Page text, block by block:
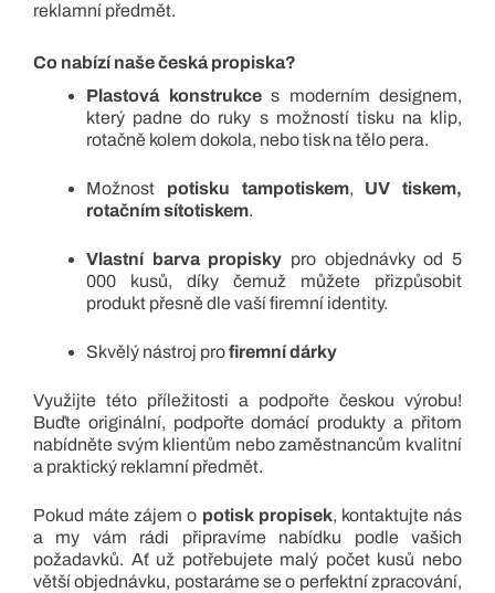
reklamní předmět.
Co nabízí naše česká propiska?
Plastová konstrukces moderním designem,
který padne do ruky s možností tisku na klip,
rotačně kolem dokola, nebo tisk na tělo pera.
Možnost potisku tampotiskem, UV tiskem,
rotačním sítotiskem.
Vlastní barva propisky pro objednávky od 5
000 kusů, díky čemuž můžete přizpůsobit
produkt přesně dle vaší firemní identity.
Skvělý nástroj profiremní dárky
Využijte této příležitosti a podpořte českou výrobu!
Buďte originální, podpořte domácí produkty a přitom
nabídněte svým klientům nebo zaměstnancům kvalitní
a praktický reklamní předmět.
Pokud máte zájem o potisk propisek, kontaktujte nás
a my vám rádi připravíme nabídku podle vašich
požadavků. Ať už potřebujete malý počet kusů nebo
větší objednávku, postaráme se o perfektní zpracování,